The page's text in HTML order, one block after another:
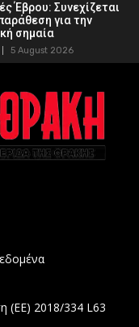
Έβρου: Συνεχίζεται
για την
σημαία
5 August 2026
(ΕΕ) 2018/334 L63